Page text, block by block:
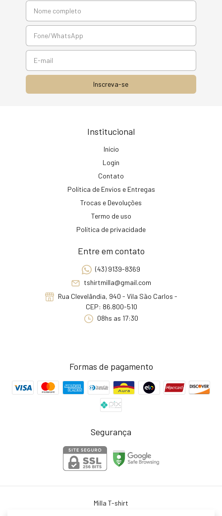
Institucional
Início
Login
Contato
Política de Envios e Entregas
Trocas e Devoluções
Termo de uso
Política de privacidade
Entre em contato
(43) 9139-8369
tshirtmilla@gmail.com
Rua Clevelândia, 940 - Vila São Carlos -
CEP: 86.800-510
08hs as 17:30
Formas de pagamento
Segurança
Milla T-shirt